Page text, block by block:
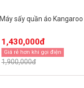
Máy sấy quần áo Kangaroo
1,430,000đ
Giá rẻ hơn khi gọi điện
1,900,000đ